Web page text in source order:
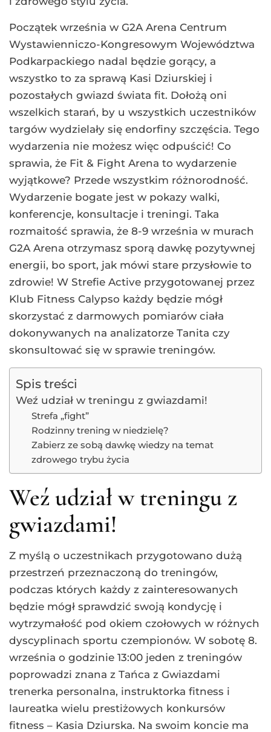
Początek września w G2A Arena Centrum
Wystawienniczo-Kongresowym Województwa
Podkarpackiego nadal będzie gorący, a
wszystko to za sprawą Kasi Dziurskiej i
pozostałych gwiazd świata fit. Dołożą oni
wszelkich starań, by u wszystkich uczestników
targów wydzielały się endorfiny szczęścia. Tego
wydarzenia nie możesz więc odpuścić! Co
sprawia, że Fit & Fight Arena to wydarzenie
wyjątkowe? Przede wszystkim różnorodność.
Wydarzenie bogate jest w pokazy walki,
konferencje, konsultacje i treningi. Taka
rozmaitość sprawia, że 8-9 września w murach
G2A Arena otrzymasz sporą dawkę pozytywnej
energii, bo sport, jak mówi stare przysłowie to
zdrowie! W Strefie Active przygotowanej przez
Klub Fitness Calypso każdy będzie mógł
skorzystać z darmowych pomiarów ciała
dokonywanych na analizatorze Tanita czy
skonsultować się w sprawie treningów.
Spis treści
Weź udział w treningu z gwiazdami!
Strefa „fight”
Rodzinny trening w niedzielę?
Zabierz ze sobą dawkę wiedzy na temat
zdrowego trybu życia
Weź udział w treningu z
gwiazdami!
Z myślą o uczestnikach przygotowano dużą
przestrzeń przeznaczoną do treningów,
podczas których każdy z zainteresowanych
będzie mógł sprawdzić swoją kondycję i
wytrzymałość pod okiem czołowych w różnych
dyscyplinach sportu czempionów. W sobotę 8.
września o godzinie 13:00 jeden z treningów
poprowadzi znana z Tańca z Gwiazdami
trenerka personalna, instruktorka fitness i
laureatka wielu prestiżowych konkursów
fitness – Kasia Dziurska. Na swoim koncie ma